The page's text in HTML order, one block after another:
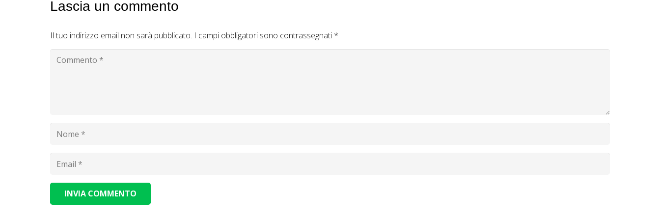
Lascia un commento
Il tuo indirizzo email non sarà pubblicato. I campi obbligatori sono contrassegnati *
INVIA COMMENTO